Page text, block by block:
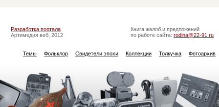
Разработка портала
Артимедия веб, 2012
Книга жалоб и предложений
по работе сайта: rodina@22-91.ru
Темы Фольклор Свидетели эпохи Коллекции Толкучка Фотоархив